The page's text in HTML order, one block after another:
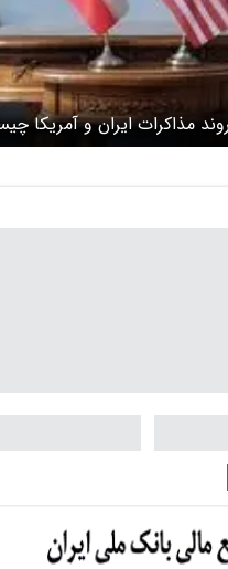
مذاکرات ایران و آمریکا